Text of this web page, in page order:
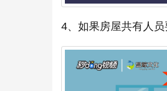
4、如果房屋共有人员